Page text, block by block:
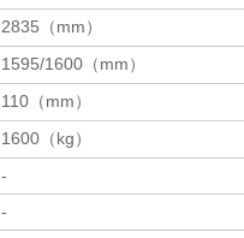
2835（mm）
1595/1600（mm）
110（mm）
1600（kg）
-
-